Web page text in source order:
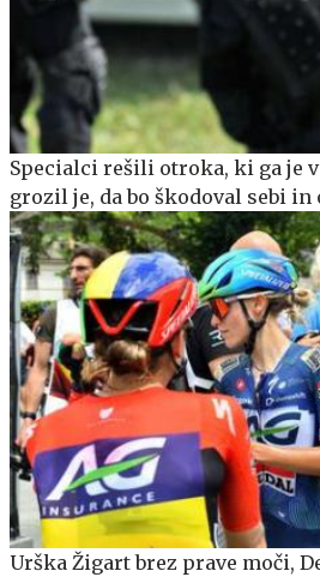
Specialci rešili otroka, ki ga je
grozil je, da bo škodoval sebi in
Urška Žigart brez prave moči,